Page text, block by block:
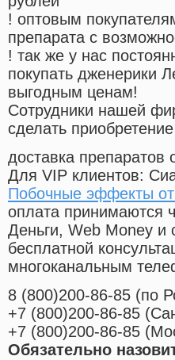
! оптовым
препарата с
! так же у нас
покупать дженерики
выгодным ценам!
Cотрудники нашей
сделать
доставка препаратов
Для VIP клиентов:
Побочные эффекты
оплата принимаются
Деньги, Web Money и
бесплатной
многоканальным
8 (800)200-86-85 (по
+7 (800)200-86-85 (
+7 (800)200-86-85 (
Обязательно